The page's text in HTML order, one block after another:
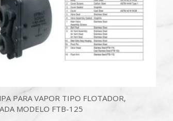
PARA VAPOR TIPO FLOTADOR,
MODELO FTB-125